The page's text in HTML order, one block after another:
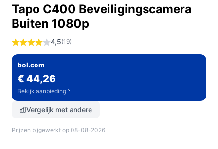
Tapo C400 Beveiligingscamera
Buiten 1080p
4,5(19)
bol.com
€ 44,26
Bekijk aanbieding
Vergelijk met andere
Prijzen bijgewerkt op 08-08-2026